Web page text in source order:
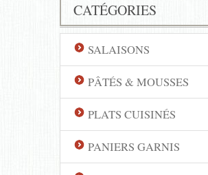
CATÉGORIES
SALAISONS
PÂTÉS & MOUSSES
PLATS CUISINÉS
PANIERS GARNIS